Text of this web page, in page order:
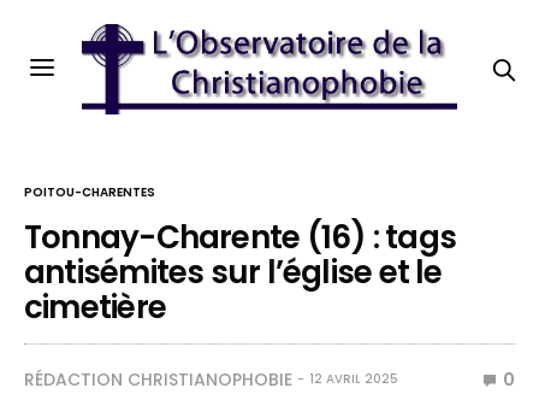
POITOU-CHARENTES
Tonnay-Charente (16) : tags
antisémites sur l’église et le
cimetière
RÉDACTION CHRISTIANOPHOBIE 12 AVRIL 2025 0